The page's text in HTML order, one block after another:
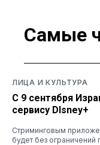
Самые
ЛИЦА И КУЛЬТУРА
С 9 сентября
сервису DIsney+
Стриминговым
будет без ограничений